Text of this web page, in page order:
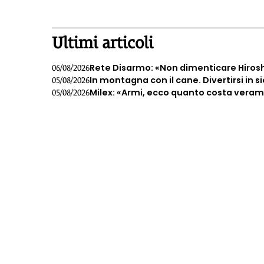
Ultimi articoli
06/08/2026Rete Disarmo: «Non dimenticare
05/08/2026In montagna con il cane. Divertirsi in
05/08/2026Milex: «Armi, ecco quanto costa